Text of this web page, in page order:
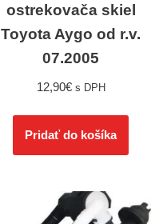
ostrekovača skiel
Toyota Aygo od r.v.
07.2005
12,90€ s DPH
Pridať do košíka